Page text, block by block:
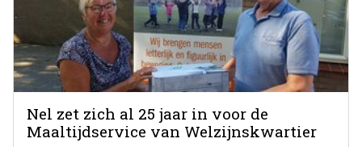
Nel zet zich al 25 jaar in voor de
Maaltijdservice van Welzijnskwartier